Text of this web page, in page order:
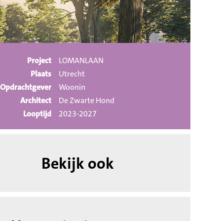
Project
LOMANLAAN
Plaats
Utrecht
Opdrachtgever
Woonin
Architect
De Zwarte Hond
Looptijd
2023-2027
Bekijk ook